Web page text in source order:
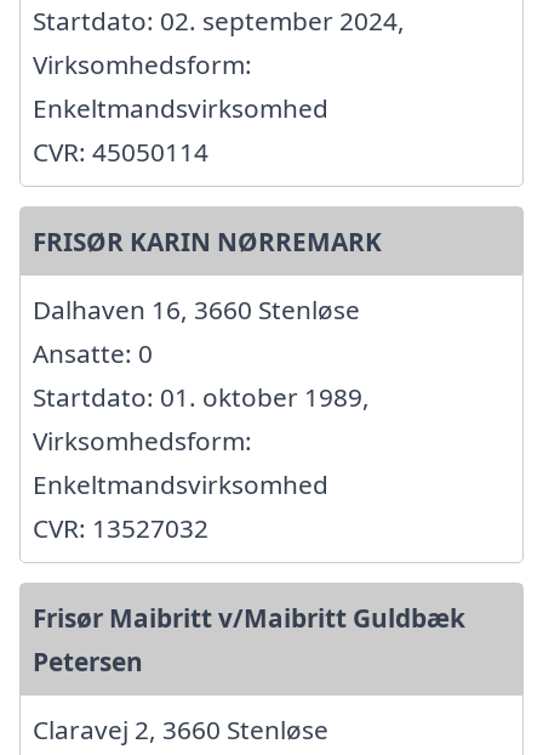
Startdato: 02. september 2024,
Virksomhedsform:
Enkeltmandsvirksomhed
CVR: 45050114
FRISØR KARIN NØRREMARK
Dalhaven 16, 3660 Stenløse
Ansatte: 0
Startdato: 01. oktober 1989,
Virksomhedsform:
Enkeltmandsvirksomhed
CVR: 13527032
Frisør Maibritt v/Maibritt Guldbæk
Petersen
Claravej 2, 3660 Stenløse